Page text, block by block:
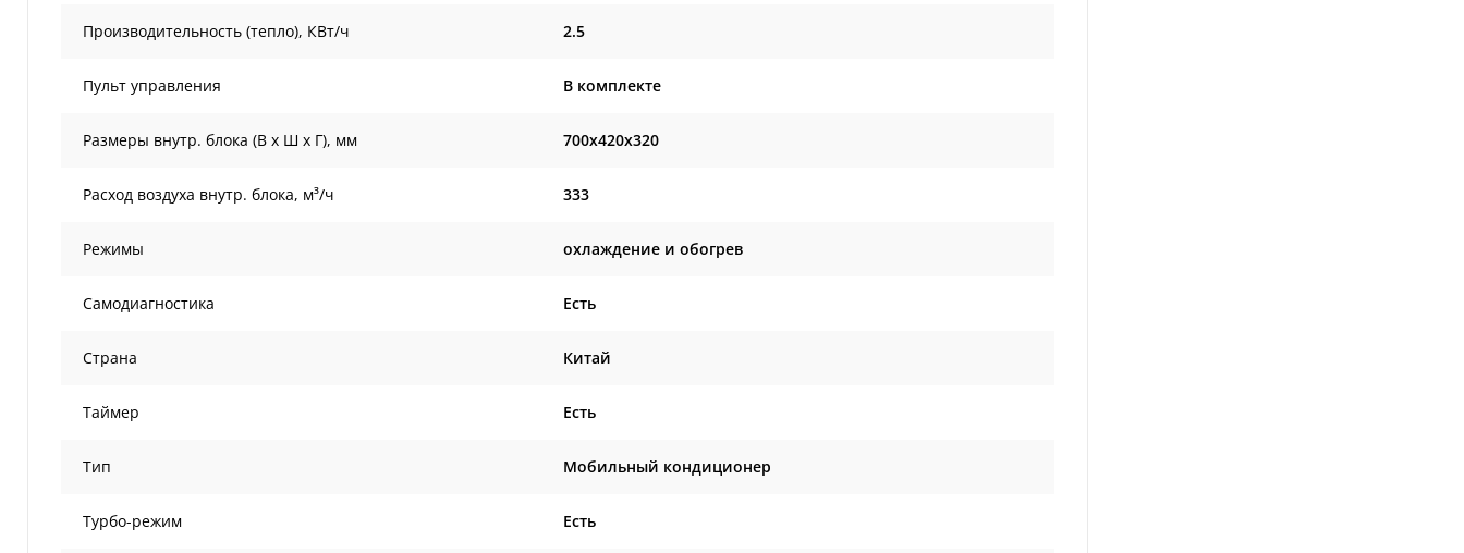
Производительность (тепло), КВт/ч 2.5
Пульт управления В комплекте
Размеры внутр. блока (В х Ш х Г), мм 700x420x320
Расход воздуха внутр. блока, м³/ч 333
Режимы охлаждение и обогрев
Самодиагностика Есть
Страна Китай
Таймер Есть
Тип Мобильный кондиционер
Турбо-режим Есть